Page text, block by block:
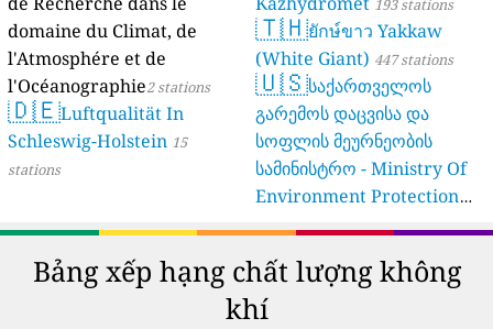
domaine du Climat, de
l'Atmosphére et de
l'Océanographie2 stations
🇩🇪Luftqualität In
Schleswig-Holstein 15
stations
193 stations
🇹🇭ยักษ์ขาว Yakkaw
(White Giant) 447 stations
🇺🇸საქართველოს
გარემოს დაცვისა და
სოფლის მეურნეობის
სამინისტრო - Ministry Of
Environment Protection
Bảng xếp hạng chất lượng không
khí